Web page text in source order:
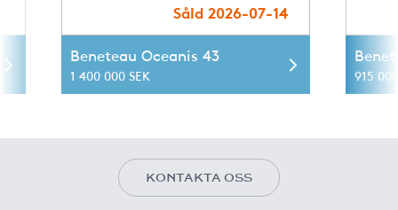
Såld 2026-07-14
Beneteau Oceanis 43
1 400 000 SEK 915
KONTAKTA OSS